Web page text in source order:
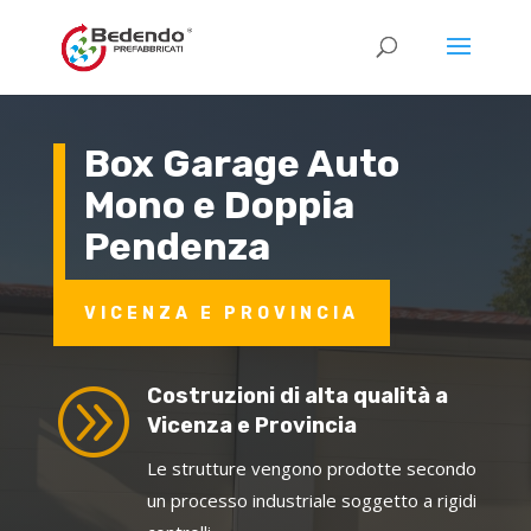
Box Garage Auto
Mono e Doppia
Pendenza
VICENZA E PROVINCIA
A
Costruzioni di alta qualità a
Vicenza e Provincia
Le strutture vengono prodotte secondo
un processo industriale soggetto a rigidi